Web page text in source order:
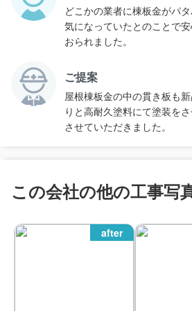
どこかの業者に棟板金がパ
気になっていたとのことで
おられました。
ご提案
屋根棟板金の中の貫き板も
りと高耐久塗料にて塗装を
させていただきました。
この会社の他の工事写
after